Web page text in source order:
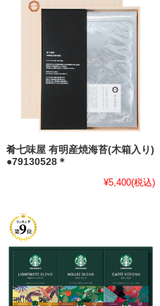
肴七味屋 有明産焼海苔(木箱入り)
●79130528＊
¥5,400(税込)